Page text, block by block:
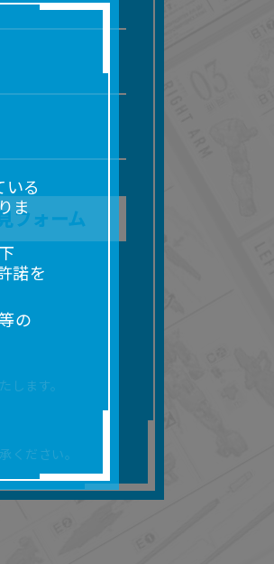
フォーム
します。
ください。
る
ま
諾を
の
。
し